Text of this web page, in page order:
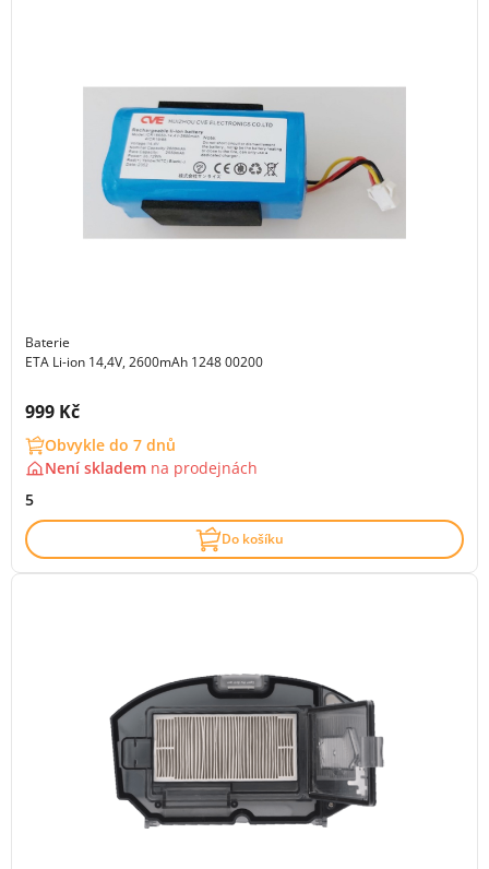
Baterie
ETA Li-ion 14,4V, 2600mAh 1248 00200
Cena s DPH:
999 Kč
Obvykle do 7 dnů
Není skladem na prodejnách
5
Do košíku